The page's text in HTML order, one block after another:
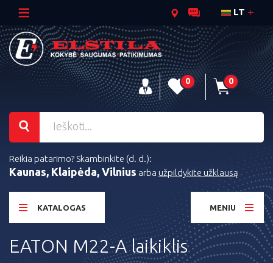
LT
0 0
Reikia patarimo? Skambinkite (d. d.):
Kaunas, Klaipėda, Vilnius arba užpildykite užklausą
KATALOGAS MENIU
EATON M22-A laikiklis